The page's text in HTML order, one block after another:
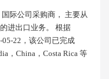
国际公司采购商， 主要从
进出口业务。 根据
22，该公司已完成
，china，costa Rica 等